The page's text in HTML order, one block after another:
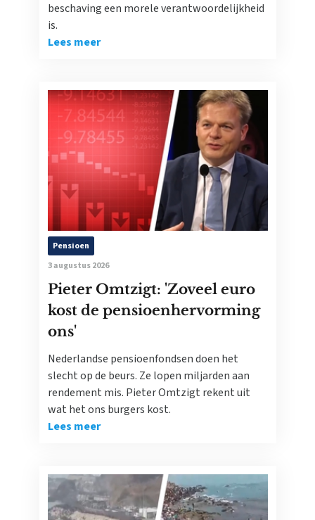
beschaving een morele verantwoordelijkheid
is.
Lees meer
Pensioen
3 augustus 2026
Pieter Omtzigt: 'Zoveel euro
kost de pensioenhervorming
ons'
Nederlandse pensioenfondsen doen het
slecht op de beurs. Ze lopen miljarden aan
rendement mis. Pieter Omtzigt rekent uit
wat het ons burgers kost.
Lees meer